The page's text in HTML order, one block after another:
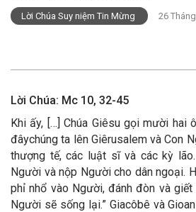
Lời Chúa Suy niệm Tin Mừng 26
Lời Chúa: Mc 10, 32-45
Khi ấy, […] Chúa Giêsu gọi mười hai
đâychúng ta lên Giêrusalem và Con
thượng tế, các luật sĩ và các kỳ
Người và nộp Người cho dân ngoại.
phỉ nhổ vào Người, đánh đòn và
Người sẽ sống lại.” Giacôbê và